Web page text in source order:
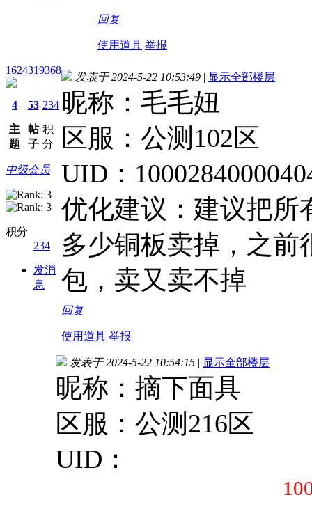
回复
使用道具 举报
1624319368
4
主
题
53
帖
子
234
积
分
中级会员
积分
234
发消
息
发表于 2024-5-22 10:53:49 | 显示全部楼层
昵称：毛毛妞
区服：公测102区
UID：
优化建议：建议把所
多少铜板卖掉，之前
包，卖又卖不掉
回复
使用道具 举报
发表于 2024-5-22 10:54:15 | 显示全部楼层
昵称：摘下面具
区服：公测216区
UID：